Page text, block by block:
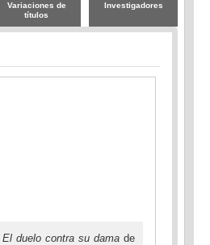
Investigadores
Variaciones de
títulos
El duelo contra su damade